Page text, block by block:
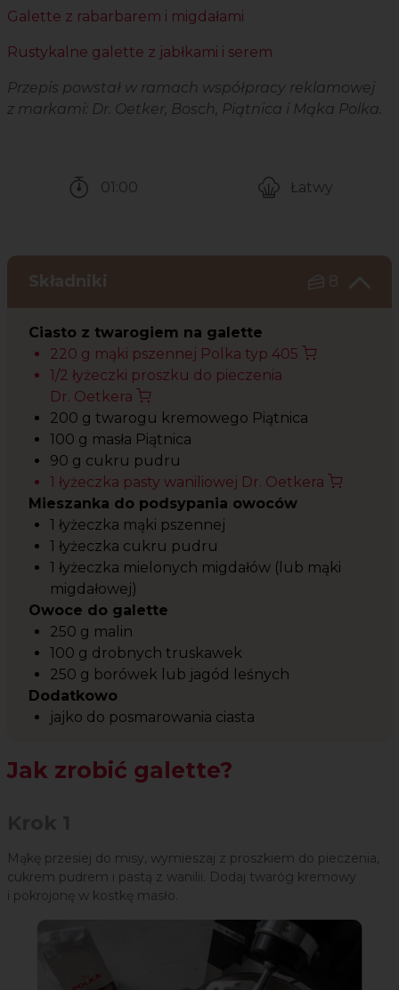
Galette z rabarbarem i migdałami
Rustykalne galette z jabłkami i serem
Przepis powstał w ramach współpracy reklamowej
z markami: Dr. Oetker, Bosch, Piątnica i Mąka Polka.
01:00
Łatwy
Składniki 8
Ciasto z twarogiem na galette
220 g mąki pszennej Polka typ 405
1/2 łyżeczki proszku do pieczenia
Dr. Oetkera
200 g twarogu kremowego Piątnica
100 g masła Piątnica
90 g cukru pudru
1 łyżeczka pasty waniliowej Dr. Oetkera
Mieszanka do podsypania owoców
1 łyżeczka mąki pszennej
1 łyżeczka cukru pudru
1 łyżeczka mielonych migdałów (lub mąki
migdałowej)
Owoce do galette
250 g malin
100 g drobnych truskawek
250 g borówek lub jagód leśnych
Dodatkowo
jajko do posmarowania ciasta
Jak zrobić galette?
Mąkę przesiej do misy, wymieszaj z proszkiem do pieczenia,
cukrem pudrem i pastą z wanilii. Dodaj twaróg kremowy
i pokrojonę w kostkę masło.